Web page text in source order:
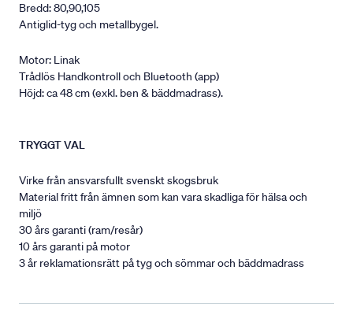
Bredd: 80,90,105
Antiglid-tyg och metallbygel.
Motor: Linak
Trådlös Handkontroll och Bluetooth (app)
Höjd: ca 48 cm (exkl. ben & bäddmadrass).
TRYGGT VAL
Virke från ansvarsfullt svenskt skogsbruk
Material fritt från ämnen som kan vara skadliga för hälsa och
miljö
30 års garanti (ram/resår)
10 års garanti på motor
3 år reklamationsrätt på tyg och sömmar och bäddmadrass